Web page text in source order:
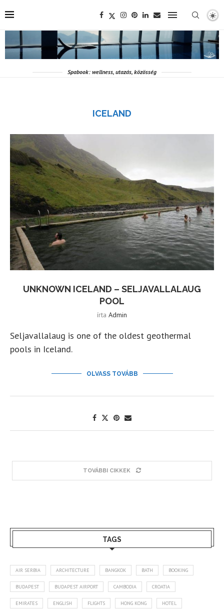
Spabook: wellness, utazás, közösség
ICELAND
UNKNOWN ICELAND – SELJAVALLALAUG
POOL
írta Admin
Seljavallalaug is one of the oldest geothermal
pools in Iceland.
OLVASS TOVÁBB
TOVÁBBI CIKKEK
TAGS
AIR SERBIA ARCHITECTURE BANGKOK BATH BOOKING
BUDAPEST BUDAPEST AIRPORT CAMBODIA CROATIA
EMIRATES ENGLISH FLIGHTS HONG KONG HOTEL